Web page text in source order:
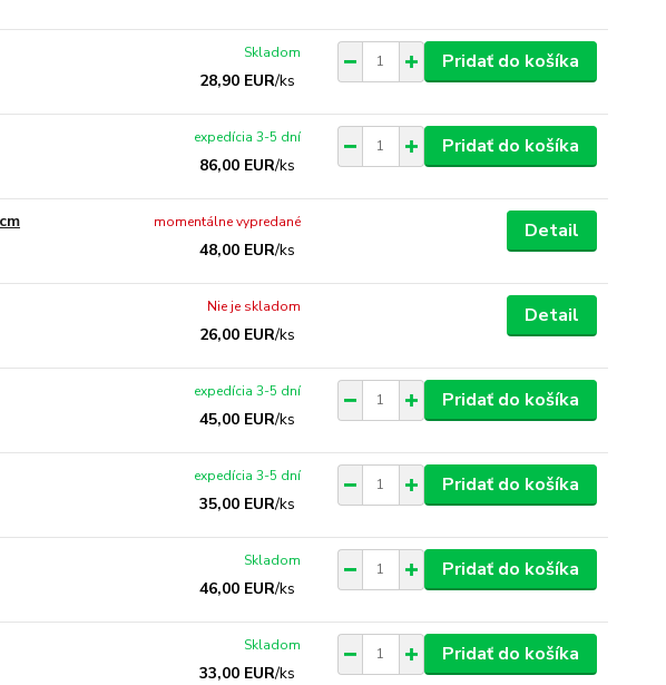
28,90 EUR/ks
Skladom Pridať do košíka
86,00 EUR/ks
expedícia 3-5 dní Pridať do košíka
48,00 EUR/ks
momentálne vypredané Detail
26,00 EUR/ks
Nie je skladom Detail
45,00 EUR/ks
expedícia 3-5 dní Pridať do košíka
35,00 EUR/ks
expedícia 3-5 dní Pridať do košíka
46,00 EUR/ks
Skladom Pridať do košíka
33,00 EUR/ks
Skladom Pridať do košíka